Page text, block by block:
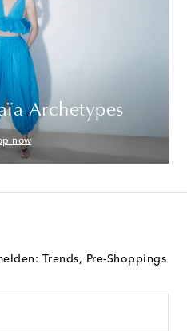
Archetypes
now
Trends, Pre-Shoppings